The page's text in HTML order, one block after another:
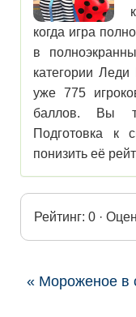
когда игра
в
категории
уже 775
баллов. Вы
Подготовка к
понизить её
Рейтинг: 0 ·
« Мороженое в